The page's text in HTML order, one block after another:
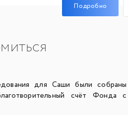
Подробно
для Саши были собраны
счёт Фонда с